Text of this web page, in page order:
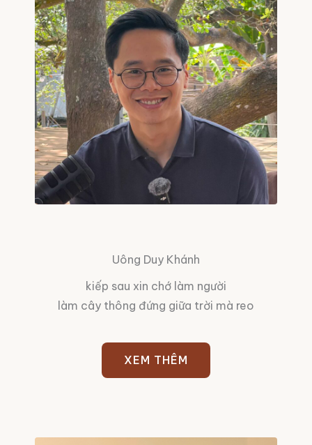
Uông Duy Khánh
kiếp sau xin chớ làm người
làm cây thông đứng giữa trời mà reo
XEM THÊM